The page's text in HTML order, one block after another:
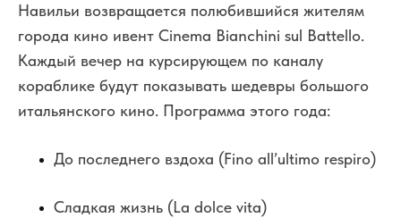
Навильи возвращается полюбившийся жителям
города кино ивент Cinema Bianchini sul Battello.
Каждый вечер на курсирующем по каналу
кораблике будут показывать шедевры большого
итальянского кино. Программа этого года:
До последнего вздоха (Fino all’ultimo respiro)
Сладкая жизнь (La dolce vita)